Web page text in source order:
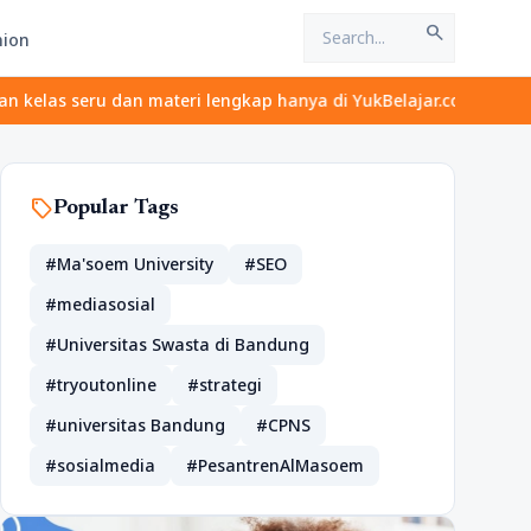
search
dan materi lengkap hanya di YukBelajar.com. Mulai
sellPopular Tags
#Ma'soem University
#SEO
#mediasosial
#Universitas Swasta di Bandung
#tryoutonline
#strategi
#universitas Bandung
#CPNS
#sosialmedia
#PesantrenAlMasoem